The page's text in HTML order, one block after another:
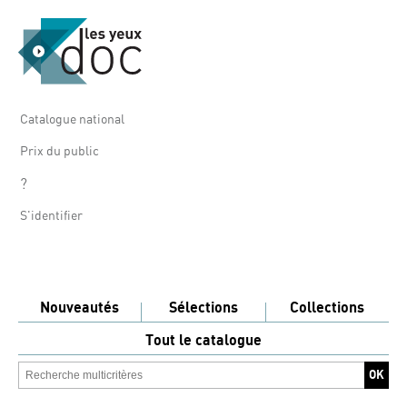
Catalogue national
Prix du public
?
S'identifier
Nouveautés Sélections
Collections
Tout le catalogue